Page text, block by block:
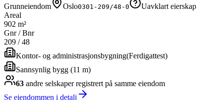
Grunneiendom
Oslo0301-209/48-0
Uavklart eierskap
Areal
902 m²
Gnr / Bnr
209 /48
Kontor- og administrasjonsbygning(Ferdigattest)
Sannsynlig bygg (11 m)
63 andre selskaperregistrert på samme eiendom
Se eiendommen i detalj